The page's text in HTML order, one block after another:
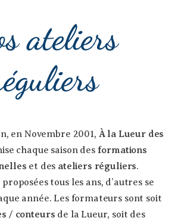
ateliers
en Novembre 2001, À la Lueur des
chaque saison des formations
et des ateliers réguliers.
tous les ans, d’autres se
année. Les formateurs sont soit
/ conteurs de la Lueur, soit des